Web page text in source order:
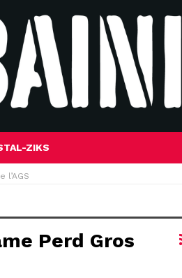
ZIKS
Perd Gros